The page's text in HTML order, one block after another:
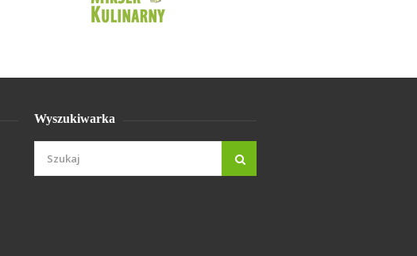
Wyszukiwarka